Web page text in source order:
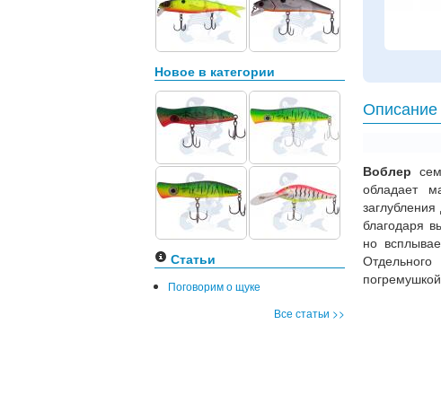
Новое в категории
Статьи
Поговорим о щуке
Все статьи >>
Описание
Воблер
обладает
благодаря
но